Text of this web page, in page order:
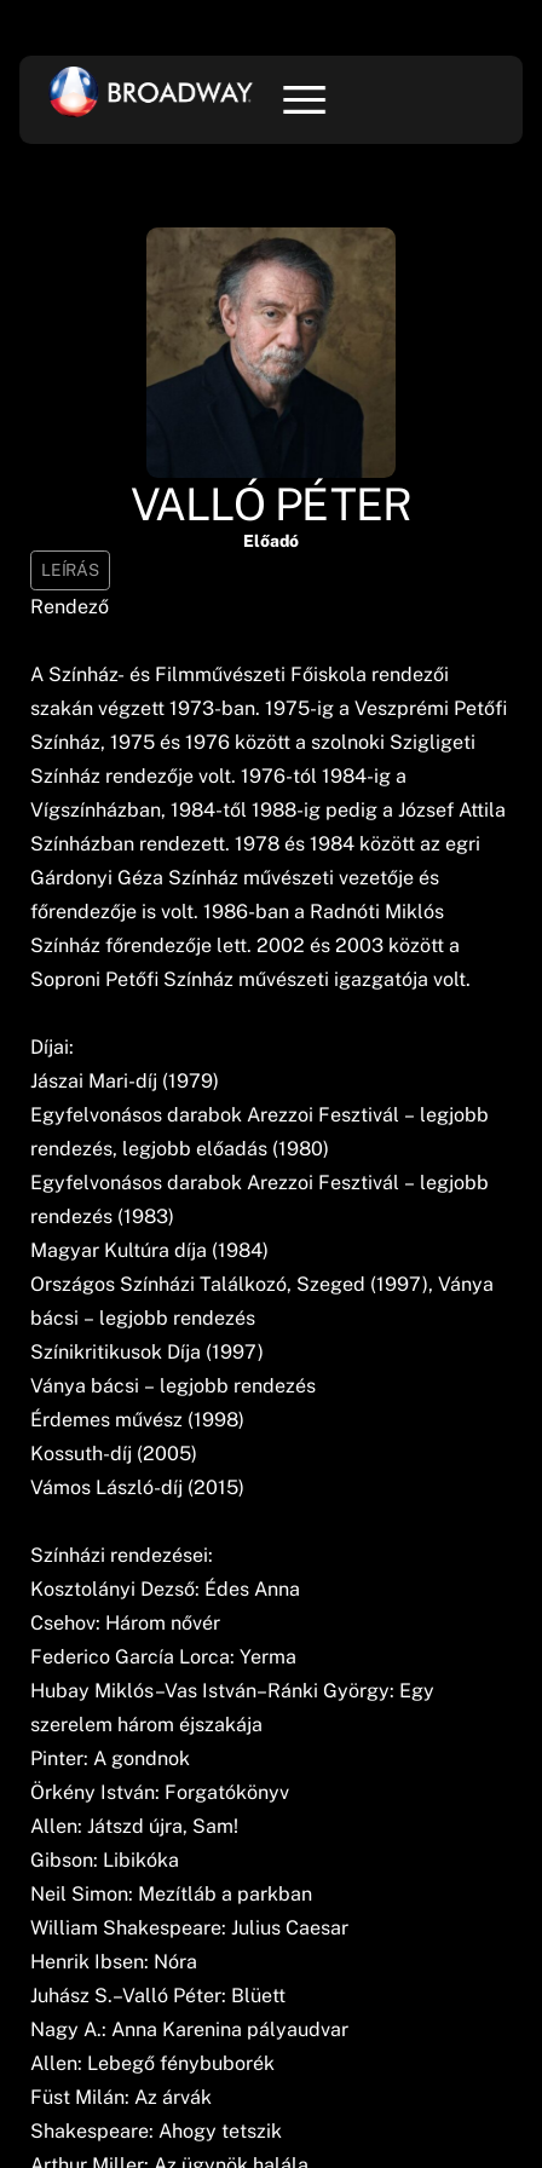
VALLÓ PÉTER
Előadó
LEÍRÁS
Rendező
A Színház- és Filmművészeti Főiskola rendezői
szakán végzett 1973-ban. 1975-ig a Veszprémi Petőfi
Színház, 1975 és 1976 között a szolnoki Szigligeti
Színház rendezője volt. 1976-tól 1984-ig a
Vígszínházban, 1984-től 1988-ig pedig a József Attila
Színházban rendezett. 1978 és 1984 között az egri
Gárdonyi Géza Színház művészeti vezetője és
főrendezője is volt. 1986-ban a Radnóti Miklós
Színház főrendezője lett. 2002 és 2003 között a
Soproni Petőfi Színház művészeti igazgatója volt.
Díjai:
Jászai Mari-díj (1979)
Egyfelvonásos darabok Arezzoi Fesztivál – legjobb
rendezés, legjobb előadás (1980)
Egyfelvonásos darabok Arezzoi Fesztivál – legjobb
rendezés (1983)
Magyar Kultúra díja (1984)
Országos Színházi Találkozó, Szeged (1997), Ványa
bácsi – legjobb rendezés
Színikritikusok Díja (1997)
Ványa bácsi – legjobb rendezés
Érdemes művész (1998)
Kossuth-díj (2005)
Vámos László-díj (2015)
Színházi rendezései:
Kosztolányi Dezső: Édes Anna
Csehov: Három nővér
Federico García Lorca: Yerma
Hubay Miklós–Vas István–Ránki György: Egy
szerelem három éjszakája
Pinter: A gondnok
Örkény István: Forgatókönyv
Allen: Játszd újra, Sam!
Gibson: Libikóka
Neil Simon: Mezítláb a parkban
William Shakespeare: Julius Caesar
Henrik Ibsen: Nóra
Juhász S.–Valló Péter: Blüett
Nagy A.: Anna Karenina pályaudvar
Allen: Lebegő fénybuborék
Füst Milán: Az árvák
Shakespeare: Ahogy tetszik